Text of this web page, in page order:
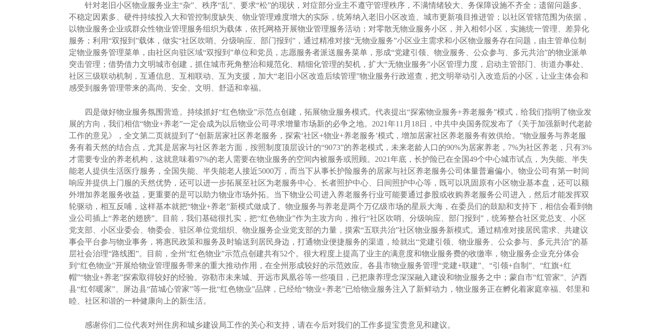
针对老旧小区物业服务业主“杂”、秩序“乱”、要求“松”的现状，对症部分业主不遵守管理秩序，不满情绪较大、务保障设施不齐全；遗留问题多、
不稳定因素多、硬件持续投入大和管控制度缺失、物业管理难度增大的实际，统筹纳入老旧小区改造、城市更新项目推进管；以社区管辖范围为依据，
以物业服务企业或群众性物业管理服务组织为载体，依托网格开展物业管理服务活动；对零散无物业服务小区，并入相邻小区，实施统一管理、差异化
服务；利用“双报到”载体，做实“社区吹哨、分级响应、部门报到”，通过精准对接“无物业服务”小区业主需求和小区物业服务存在问题，由主管单位制
定物业服务管理菜单，由社区向驻区域“双报到”单位和党员，志愿服务者派送服务菜单，形成“党建引领、物业服务、公众参与、多元共治”的物业派单
突击管理；借势借力文明城市创建，抓住城市死角整治和规范化、精细化管理的契机，扩大“无物业服务”小区管理力度，启动主管部门、街道办事处、
社区三级联动机制，互通信息、互相联动、互为支援，加大“老旧小区改造后续管理”物业服务行政巡查，把文明举动引入改造后的小区，让业主体会和
感受到服务管理带来的高尚、安全、文明、舒适和幸福。
四是做好物业服务氛围营造。持续抓好“红色物业”示范点创建，拓展物业服务模式。代表提出“探索物业服务+养老服务”模式，给我们指明了物业发
展的方向，我们相信“物业+养老”一定会成为以后物业公司寻求增量市场新的必争之地。2021年11月18日，中共中央国务院发布了《关于加强新时代老龄
工作的意见》，全文第二页就提到了“创新居家社区养老服务，探索‘社区+物业+养老服务’模式，增加居家社区养老服务有效供给。”物业服务与养老服
务有着天然的结合点，尤其是居家与社区养老方面，按照制度顶层设计的“9073”的养老模式，未来老龄人口的90%为居家养老，7%为社区养老，只有3%
才需要专业的养老机构，这就意味着97%的老人需要在物业服务的空间内被服务或照顾。2021年底，长护险已在全国49个中心城市试点，为失能、半失
能老人提供生活医疗服务，全国失能、半失能老人接近5000万，而当下从事长护险服务的居家与社区养老服务公司体量普遍偏小。物业公司有第一时间
响应并提供上门服的天然优势，还可以进一步拓展至社区为老服务中心、长者照护中心、日间照护中心等，既可以巩固原有小区物业基本盘，还可以额
外增加养老服务收益，更重要的是可以助力物业市场外拓。当下物业公司进入养老服务行业可能要通过参股或收购养老服务公司进入，然后才能发挥双
轮驱动，相互反哺，这样基本就把“物业+养老”新模式做成了。物业服务与养老是两个万亿级市场的星辰大海，在委员们的鼓励和支持下，相信会看到物
业公司插上“养老的翅膀”。目前，我们基础很扎实，把“红色物业”作为主攻方向，推行“社区吹哨、分级响应、部门报到”，统筹整合社区党总支、小区
党支部、小区业委会、物委会、驻区单位党组织、物业服务企业党支部的力量，摸索“五联共治”社区物业服务新模式。通过精准对接居民需求、共建议
事会平台参与物业事务，将惠民政策和服务及时输送到居民身边，打通物业便捷服务的渠道，绘就出“党建引领、物业服务、公众参与、多元共治”的基
层社会治理“路线图”。目前，全州“红色物业”示范点创建共有52个。很大程度上提高了业主的满意度和物业服务费的收缴率，物业服务企业充分体会
到“红色物业”开展给物业管理服务带来的重大推动作用，在全州形成较好的示范效应。各县市物业服务管理“党建+联建”、“引领+自制”、“红旗+红
帽”“物业+养老”探索取得较好的经验。弥勒市未来城、开远市凤凰谷等一些项目，已把康养理念深深融入建设和物业服务之中；蒙自市“红管家”、泸西
县“红邻暖家”、屏边县“苗城心管家”等一批“红色物业”品牌，已经给“物业+养老”已给物业服务注入了新鲜动力，物业服务正在孵化着家庭幸福、邻里和
睦、社区和谐的一种健康向上的新生活。
感谢你们二位代表对州住房和城乡建设局工作的关心和支持，请在今后对我们的工作多提宝贵意见和建议。